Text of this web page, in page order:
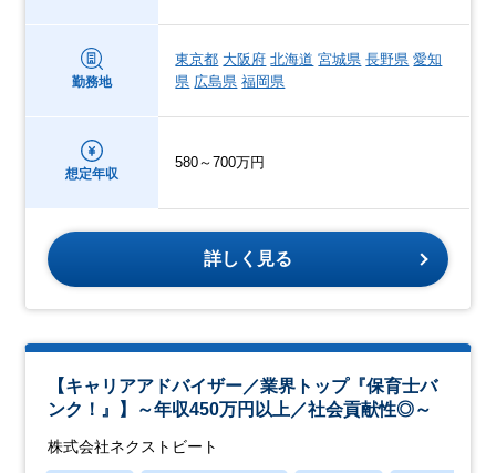
勤務地
東京都 大阪府 北海道 宮城県 長野県 愛知
県 広島県 福岡県
想定年収
580～700万円
詳しく見る
【キャリアアドバイザー／業界トップ『保育士バ
ンク！』】～年収450万円以上／社会貢献性◎～
株式会社ネクストビート